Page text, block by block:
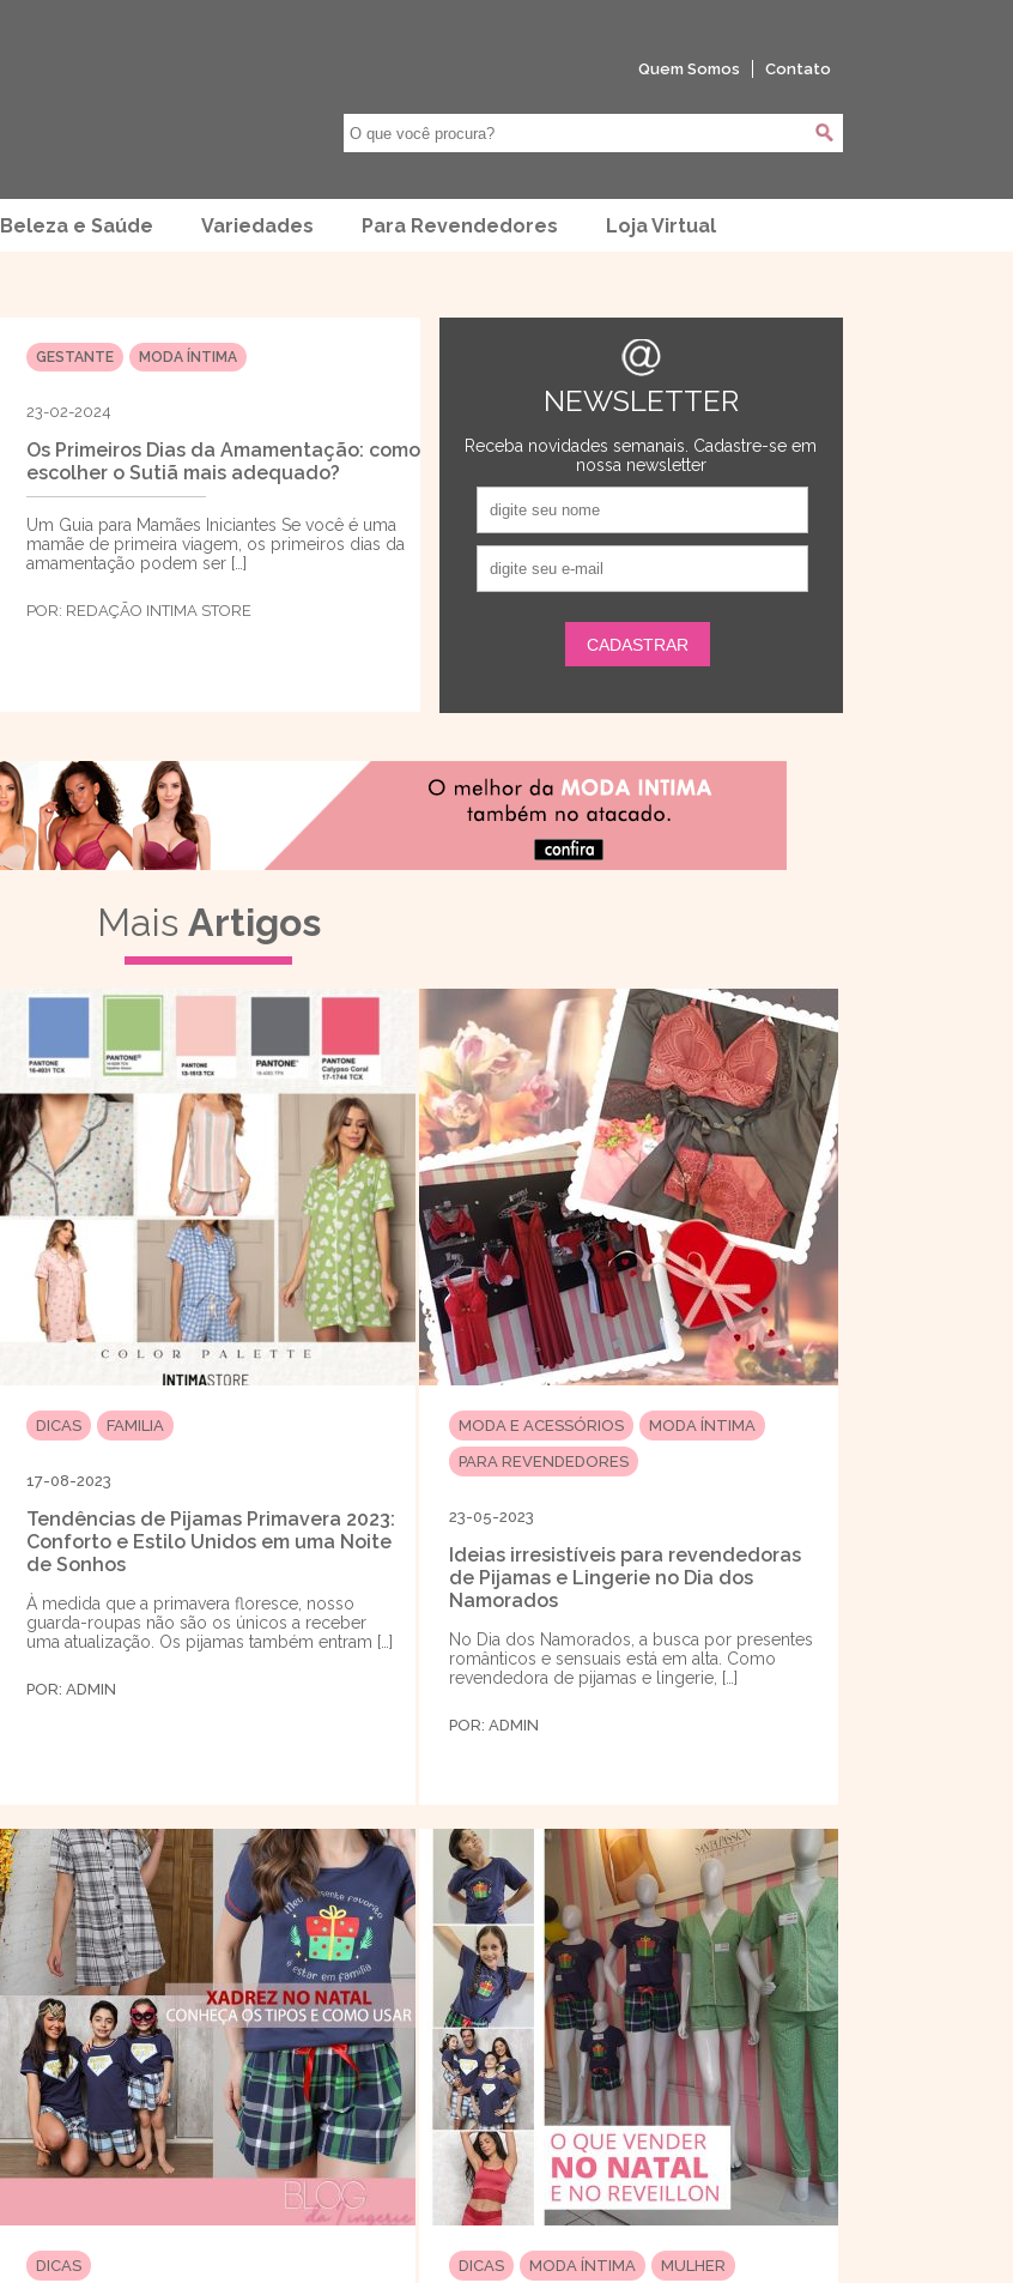
Quem Somos Contato
Beleza e Saúde Variedades Para Revendedores Loja Virtual
GESTANTE MODA ÍNTIMA
23-02-2024
Os Primeiros Dias da Amamentação: como
escolher o Sutiã mais adequado?
Um Guia para Mamães Iniciantes Se você é uma
mamãe de primeira viagem, os primeiros dias da
amamentação podem ser […]
POR: REDAÇÃO INTIMA STORE
NEWSLETTER
Receba novidades semanais. Cadastre-se em
nossa newsletter
Mais Artigos
DICAS FAMILIA
17-08-2023
Tendências de Pijamas Primavera 2023:
Conforto e Estilo Unidos em uma Noite
de Sonhos
À medida que a primavera floresce, nosso
guarda-roupas não são os únicos a receber
uma atualização. Os pijamas também entram […]
POR: ADMIN
MODA E ACESSÓRIOS
MODA ÍNTIMA
PARA REVENDEDORES
23-05-2023
Ideias irresistíveis para revendedoras
de Pijamas e Lingerie no Dia dos
Namorados
No Dia dos Namorados, a busca por presentes
românticos e sensuais está em alta. Como
revendedora de pijamas e lingerie, […]
POR: ADMIN
DICAS DICAS MODA ÍNTIMA
MULHER